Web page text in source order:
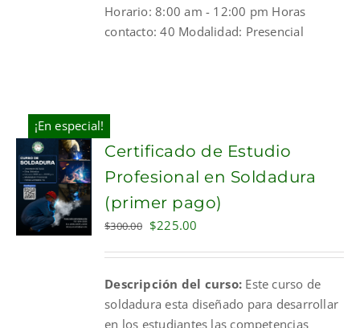
Horario: 8:00 am - 12:00 pm Horas
contacto: 40 Modalidad: Presencial
¡En especial!
ADD TO
CART
Certificado de Estudio
Profesional en Soldadura
(primer pago)
$300.00 Original
$300.00.
$225.00
$225.00.
Descripción del curso: Este curso de
soldadura esta diseñado para desarrollar
en los estudiantes las competencias